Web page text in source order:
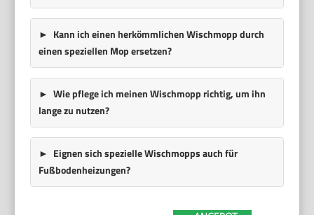
Kann ich einen herkömmlichen Wischmopp durch
einen speziellen Mop ersetzen?
Wie pflege ich meinen Wischmopp richtig, um ihn
lange zu nutzen?
Eignen sich spezielle Wischmopps auch für
Fußbodenheizungen?